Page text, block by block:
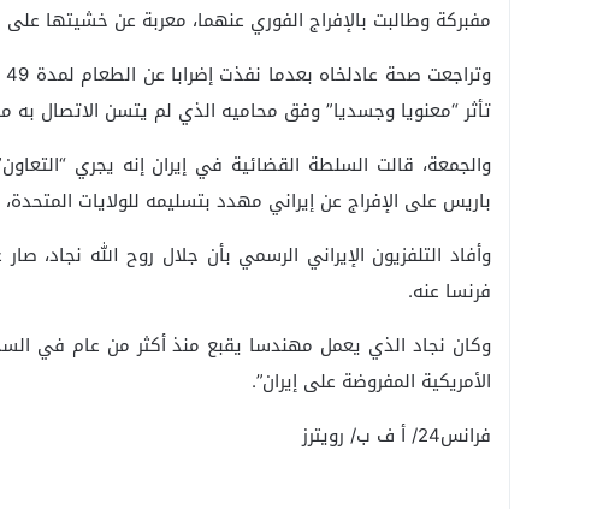
مفبركة وطالبت بالإفراج الفوري عنهما، معربة عن خشيتها
تأثر “معنويا وجسديا” وفق محاميه الذي لم يتسن الاتصال به
والجمعة، قالت السلطة القضائية في إيران إنه يجري
باريس على الإفراج عن إيراني مهدد بتسليمه للولايات
وأفاد التلفزيون الإيراني الرسمي بأن جلال روح الله
فرنسا عنه.
وكان نجاد الذي يعمل مهندسا يقبع منذ أكثر من عام في
الأمريكية المفروضة على إيران”.
فرانس24/ أ ف ب/ رويترز